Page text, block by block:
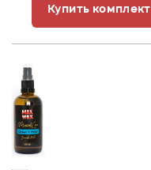
Купить комплект